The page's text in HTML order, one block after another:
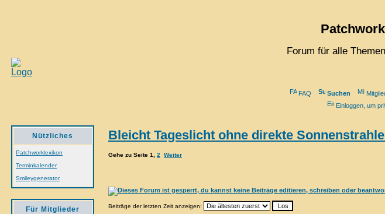
Forum für alle
FAQ Suchen
Einloggen, um
Nützliches
Patchworklexikon
Terminkalender
Smileygenerator
Für Mitglieder
Bleicht Tageslicht ohne direkte
Gehe zu Seite 1 2 Weiter
Beiträge der letzten Zeit anzeigen: